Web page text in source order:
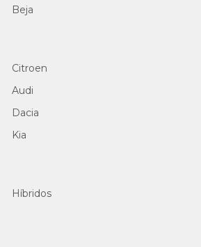
Beja
Citroen
Audi
Dacia
Kia
Híbridos